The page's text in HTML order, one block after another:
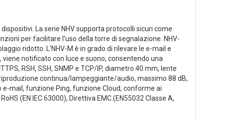
La serie NHV supporta protocolli sicuri come
per facilitare l'uso della torre di segnalazione. NHV-
ridotto. L'NHV-M è in grado di rilevare le e-mail e
notificato con luce e suono, consentendo una
RSH, SSH, SNMP e TCP/IP, diametro 40 mm, lente
continua/lampeggiante/audio, massimo 88 dB,
mail, funzione Ping, funzione Cloud, conforme ai
(EN IEC 63000), Direttiva EMC (EN55032 Classe A,